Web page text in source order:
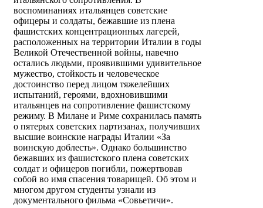
воспоминаниях итальянцев советские
офицеры и солдаты, бежавшие из плена
фашистских концентрационных лагерей,
расположенных на территории Италии в годы
Великой Отечественной войны, навечно
остались людьми, проявившими удивительное
мужество, стойкость и человеческое
достоинство перед лицом тяжелейших
испытаний, героями, вдохновившими
итальянцев на сопротивление фашистскому
режиму. В Милане и Риме сохранилась память
о пятерых советских партизанах, получивших
высшие воинские награды Италии «За
воинскую доблесть». Однако большинство
бежавших из фашистского плена советских
солдат и офицеров погибли, пожертвовав
собой во имя спасения товарищей. Об этом и
многом другом студенты узнали из
документального фильма «Совьетичи».